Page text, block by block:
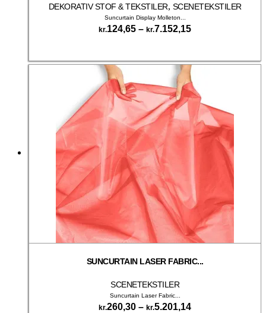
DEKORATIV STOF & TEKSTILER, SCENETEKSTILER
Suncurtain Display Molleton...
kr.124,65 – kr.7.152,15Prisinterval:
kr.7.152,15
vare
Mulighederne
kan
vælges
på
varesiden
SUNCURTAIN LASER FABRIC...
SCENETEKSTILER
Suncurtain Laser Fabric...
kr.260,30 – kr.5.201,14Prisinterval: